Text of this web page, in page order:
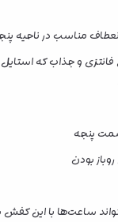
مناسب در ناحیه
فانتزی و جذاب که
پنجه
بودن
ساعت‌ها با این کفش